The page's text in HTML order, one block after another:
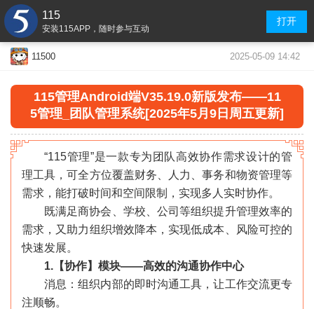
115
安装115APP，随时参与互动
打开
11500 2025-05-09 14:42
115管理Android端V35.19.0新版发布——11
5管理_团队管理系统[2025年5月9日周五更新]
“115管理”是一款专为团队高效协作需求设计的管
理工具，可全方位覆盖财务、人力、事务和物资管理等
需求，能打破时间和空间限制，实现多人实时协作。
既满足商协会、学校、公司等组织提升管理效率的
需求，又助力组织增效降本，实现低成本、风险可控的
快速发展。
1.【协作】模块——高效的沟通协作中心
消息：组织内部的即时沟通工具，让工作交流更专
注顺畅。